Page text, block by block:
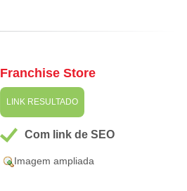
Franchise Store
LINK RESULTADO
Com link de SEO
Imagem ampliada